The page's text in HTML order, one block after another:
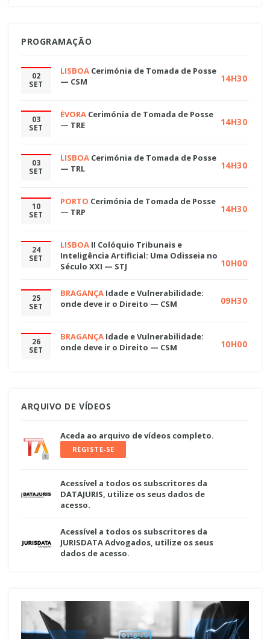
PROGRAMAÇÃO
02
SET
LISBOA Cerimónia de Tomada de Posse
— CSM
14H30
03
SET
ÉVORA Cerimónia de Tomada de Posse
— TRE
14H30
03
SET
LISBOA Cerimónia de Tomada de Posse
— TRL
14H30
10
SET
PORTO Cerimónia de Tomada de Posse
— TRP
14H30
24
SET
LISBOA II Colóquio Tribunais e
Inteligência Artificial: Uma Odisseia no
Século XXI — STJ
10H00
25
SET
BRAGANÇA Idade e Vulnerabilidade:
onde deve ir o Direito — CSM
09H30
26
SET
BRAGANÇA Idade e Vulnerabilidade:
onde deve ir o Direito — CSM
10H00
ARQUIVO DE VÍDEOS
Aceda ao arquivo de vídeos completo.
REGISTE-SE
Acessível a todos os subscritores da
DATAJURIS, utilize os seus dados de
acesso.
Acessível a todos os subscritores da
JURISDATA Advogados, utilize os seus
dados de acesso.